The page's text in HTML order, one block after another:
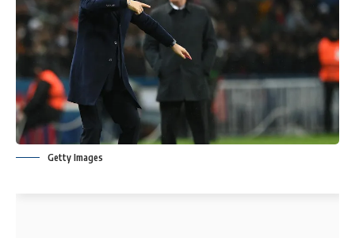
Getty Images